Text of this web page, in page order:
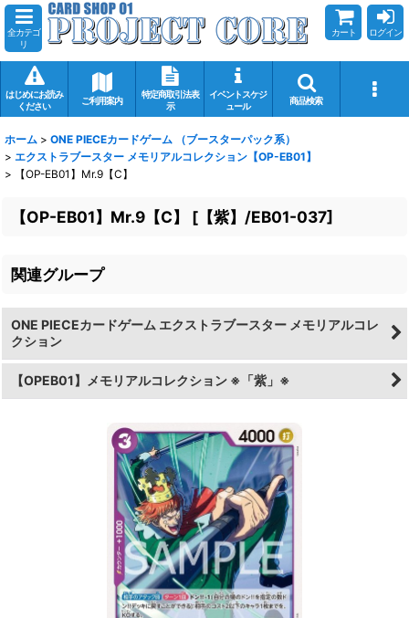
全カテゴ
リ
カート ログイン
はじめにお読み
ください
ご利用案内
特定商取引法表
示
イベントスケジ
ュール
商品検索
ホーム > ONE PIECEカードゲーム （ブースターパック系）
> エクストラブースター メモリアルコレクション【OP-EB01】
>
【OP-EB01】Mr.9【C】
【OP-EB01】Mr.9【C】 [ 【紫】/EB01-037]
関連グループ
ONE PIECEカードゲーム エクストラブースター メモリアルコレ
クション
【OPEB01】メモリアルコレクション ※「紫」※